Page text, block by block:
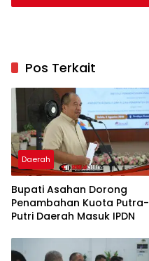
Pos Terkait
Daerah
Bupati Asahan Dorong
Penambahan Kuota Putra-
Putri Daerah Masuk IPDN